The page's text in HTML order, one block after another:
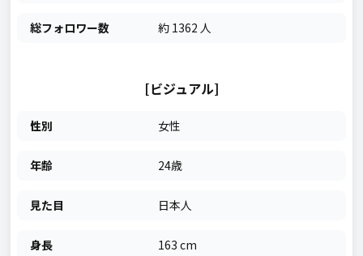
総フォロワー数 約 1362 人
[ビジュアル]
性別 女性
年齢 24歳
見た目 日本人
身長 163 cm